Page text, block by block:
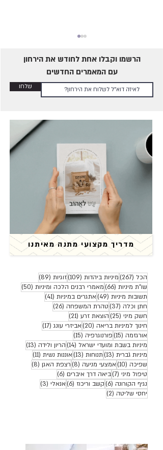
מילוי מחדש - אתגר בתפקוד
הרשמו וקבלו אחת לחודש את הירחון
עם המאמרים החדשים
שלחו
מדריך מקצועי מתנה מאיתנו
הכל (267) 267 פוסטים
מיניות ביהדות (109) 109 פוסטים
זוגיות (89)
89 פוסטים
שו"ת מיניות (66) 66 פוסטים
מאמרי רבנים הלכה ומיניות (50)
50 פוסטים
תשובות מיניות (49) 49 פוסטים
אתגרים במיניות (41)
41 פוסטים
חתן וכלה (37) 37 פוסטים
טהרת המשפחה (26)
26 פוסטים
חשק מיני (25) 25 פוסטים
הוצאת זרע (21)
21 פוסטים
חינוך למיניות בריאה (20) 20 פוסטים
אביזרי עונג (17)
17 פוסטים
אורגזמה (15) 15 פוסטיםפורנוגרפיה (15)
15 פוסטים
מיניות בשבת ומועדי ישראל (14) 14 פוסטיםהריון ולידה (13)
13 פוסטים
מיניות גברית (13) 13 פוסטיםתנוחות (13) 13 פוסטיםאוננות נשית (11)
11 פוסטים
שפיכה (10) 10 פוסטיםאמצעי מניעה (8) 8 פוסטיםרצפת האגן (8)
8 פוסטים
טיפול מיני (7) 7 פוסטיםביאה דרך איברים (6)
6 פוסטים
נגיף הקורונה (6) 6 פוסטיםקשב וריכוז (6) 6 פוסטיםאנאלי (3)
3 פוסטים
יחסי שליטה (2) 2 פוסטים